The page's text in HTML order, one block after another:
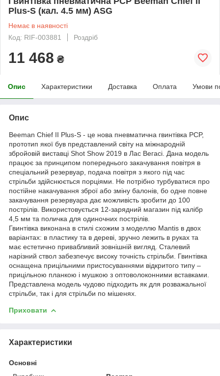
Plus-S (кал. 4.5 мм) ASG
Немає в наявності
Код: RIF-003881
Роздріб
11 468 ₴
Опис Характеристики Доставка Оплата Умови
Опис
Beeman Chief II Plus-S - це нова пневматична гвинтівка PCP,
прототип якої був представлений світу на міжнародній
збройовій виставці Shot Show 2019 в Лас Вегасі. Дана модель
працює за принципом попереднього закачування повітря в
спеціальний резервуар, подача повітря з якого під час
стрільби здійснюється порціями. Не потрібно турбуватися про
постійне накачування зброї або зміну балонів, бо одне повне
закачування резервуара дає можливість зробити до 100
пострілів. Використовується 12-зарядний магазин під калібр
4,5 мм та поличка для одиночних пострілів.
Гвинтівка виконана в стилі схожим з моделлю Mantis в двох
варіантах: в пластику та в дереві, зручно лежить в руках та
має естетично привабливий зовнішній вигляд. Сталевий
нарізний ствол забезпечує високу точність стрільби. Гвинтівка
оснащена прицільними пристосуваннями відкритого типу –
прицільною планкою і мушкою з оптоволоконними вставками.
Представлена модель чудово підходить як для розважальної
стрільби, так і для стрільби по мішенях.
Приховати
Характеристики
Основні